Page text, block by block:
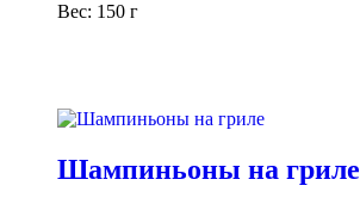
Вес: 150 г
Шампиньоны на гриле